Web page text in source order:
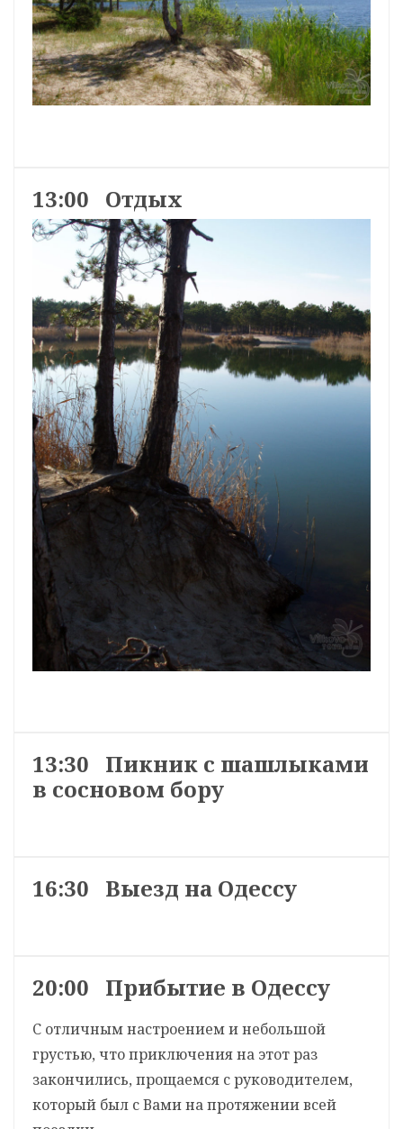
13:00 Отдых
13:30 Пикник с шашлыками
в сосновом бору
16:30 Выезд на Одессу
20:00 Прибытие в Одессу
С отличным настроением и небольшой
грустью, что приключения на этот раз
закончились, прощаемся с руководителем,
который был с Вами на протяжении всей